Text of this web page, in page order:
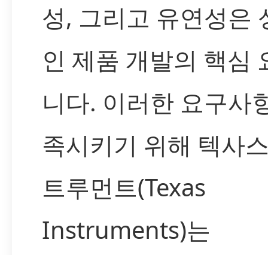
성, 그리고 유연성은
인 제품 개발의 핵심
니다. 이러한 요구사
족시키기 위해 텍사
트루먼트(Texas
Instruments)는